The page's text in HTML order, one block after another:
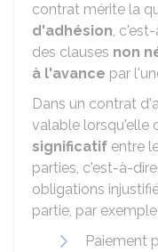
contrat mérite la
d'adhésion,
des clauses non
à l'avance par
Dans un contrat
valable lorsqu'elle
significatif entre
parties, c'est-à-
obligations
partie, par exemple
Paiement